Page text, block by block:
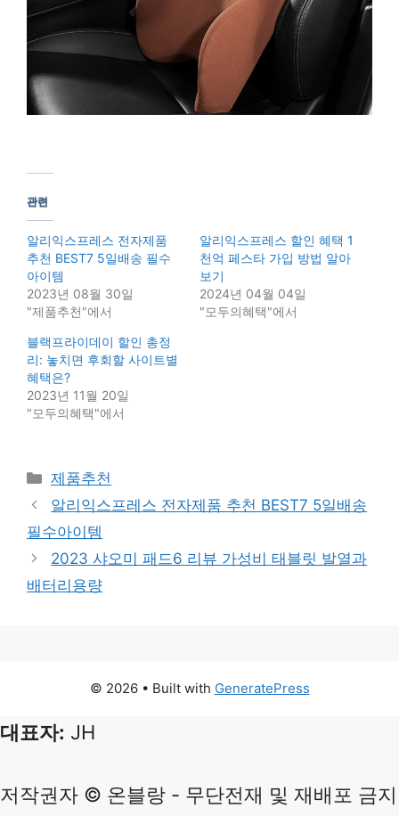
관련
알리익스프레스 전자제품
추천 BEST7 5일배송 필수
아이템
2023년 08월 30일
"제품추천"에서
알리익스프레스 할인 혜택 1
천억 페스타 가입 방법 알아
보기
2024년 04월 04일
"모두의혜택"에서
블랙프라이데이 할인 총정
리: 놓치면 후회할 사이트별
혜택은?
2023년 11월 20일
"모두의혜택"에서
Categories
제품추천
알리익스프레스 전자제품 추천 BEST7 5일배송
필수아이템
2023 샤오미 패드6 리뷰 가성비 태블릿 발열과
배터리용량
© 2026 • Built with GeneratePress
대표자: JH
저작권자 © 온블랑 - 무단전재 및 재배포 금지